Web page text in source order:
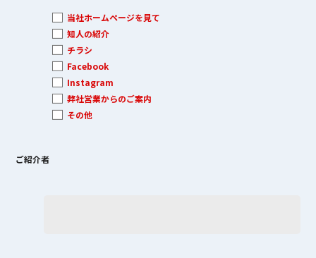
当社ホームページを見て
知人の紹介
チラシ
Facebook
Instagram
弊社営業からのご案内
その他
ご紹介者